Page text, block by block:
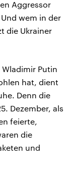
Aggressor
wem in der
die Ukrainer
Putin
hat, dient
Denn die
Dezember, als
feierte,
die
und